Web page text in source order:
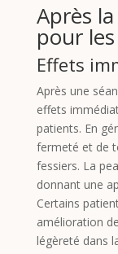
Après
pour
Effets
Après une
effets
patients. En
fermeté et de
fessiers. La
donnant une
Certains
amélioration
légèreté dans